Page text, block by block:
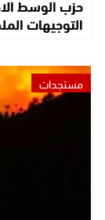
التوجيهات
مستجدات